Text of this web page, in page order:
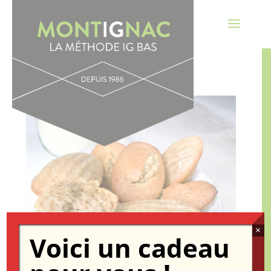
Voici un cadeau
×